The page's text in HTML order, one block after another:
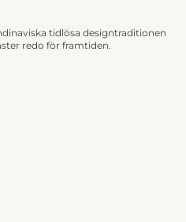
tidlösa designtraditionen
redo för framtiden.